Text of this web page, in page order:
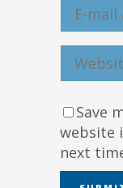
Save
website
next